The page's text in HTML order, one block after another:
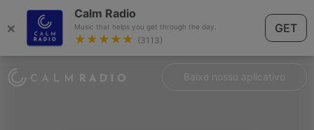
×
Calm Radio
Music that helps you get through the day.
★★★★★ (3113)
GET
Baixe nosso aplicativo